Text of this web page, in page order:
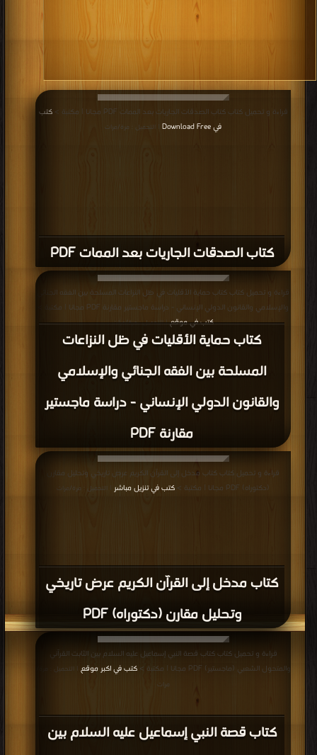
كتاب الصدقات الجاريات بعد الممات PDF
قراءة و تحميل كتاب كتاب الصدقات الجاريات بعد الممات PDF مجانا | مكتبة >
كتب
في Download Free
| التحميل : مرة/مرات
كتاب حماية الأقليات في ظل النزاعات
المسلحة بين الفقه الجنائي والإسلامي
والقانون الدولي الإنساني - دراسة ماجستير
مقارنة PDF
قراءة و تحميل كتاب كتاب حماية الأقليات في ظل النزاعات المسلحة بين الفقه الجنائي
والإسلامي والقانون الدولي الإنساني - دراسة ماجستير مقارنة PDF مجانا | مكتبة >
كتب في موقع| التحميل : مرة/مرات
كتاب مدخل إلى القرآن الكريم عرض تاريخي
وتحليل مقارن (دكتوراه) PDF
قراءة و تحميل كتاب كتاب مدخل إلى القرآن الكريم عرض تاريخي وتحليل مقارن
(دكتوراه) PDF مجانا | مكتبة >
كتب في تنزيل مباشر | التحميل : مرة/مرات
كتاب قصة النبي إسماعيل عليه السلام بين
قراءة و تحميل كتاب كتاب قصة النبي إسماعيل عليه السلام بين الثابت القرآني
والمتحول الشعبي (ماجستير) PDF مجانا | مكتبة >
كتب في اكبر موقع | التحميل : مرة/
مرات